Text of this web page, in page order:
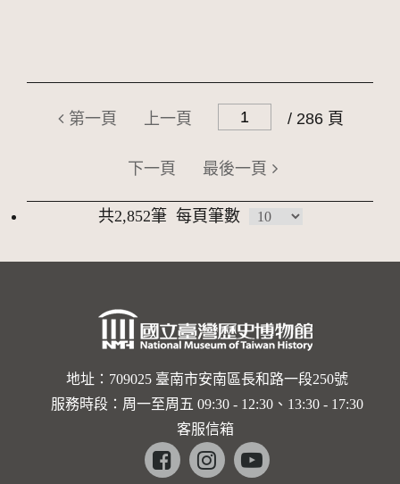
第一頁 上一頁 / 286 頁
下一頁 最後一頁
共2,852筆 每頁筆數
地址：709025 臺南市安南區長和路一段250號
服務時段：周一至周五 09:30 - 12:30、13:30 - 17:30
客服信箱
Facebookinstagramyoutube